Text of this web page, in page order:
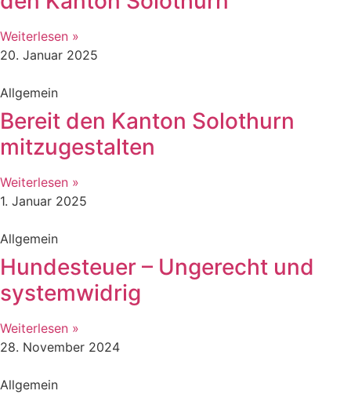
Weiterlesen »
20. Januar 2025
Allgemein
Bereit den Kanton Solothurn
mitzugestalten
Weiterlesen »
1. Januar 2025
Allgemein
Hundesteuer – Ungerecht und
systemwidrig
Weiterlesen »
28. November 2024
Allgemein